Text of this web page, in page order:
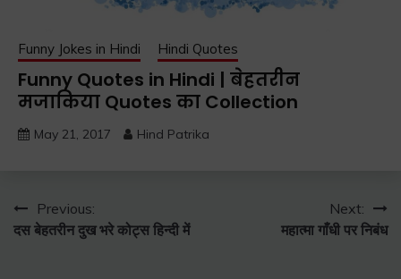
Funny Jokes in Hindi Hindi Quotes
Funny Quotes in Hindi | बेहतरीन
मजाकिया Quotes का Collection
May 21, 2017 Hind Patrika
Post
navigation
Previous:
दस बेहतरीन दुख भरे कोट्स हिन्दी में
Next:
महात्मा गाँधी पर निबंध